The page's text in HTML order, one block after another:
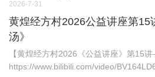
2026-7-31
黄煌经方村2026公益讲座第15
汤》
【黄煌经方村2026《公益讲座》第15
https://www.bilibili.com/video/